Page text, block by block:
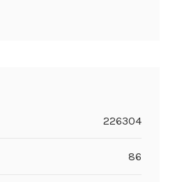
226304
86